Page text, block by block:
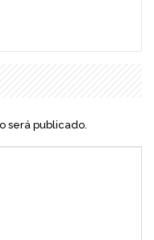
será publicado.